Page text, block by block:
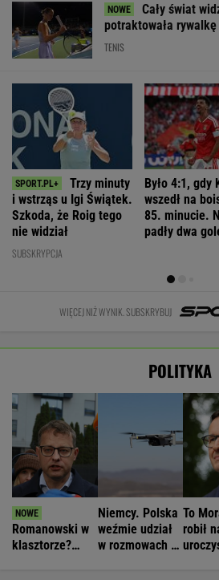
Cały świat
potraktowała
TENIS
Trzy minuty
i wstrząs u Igi Świątek.
Szkoda, że Roig tego
nie widział
SUBSKRYPCJA
Było 4:1, gdy
wszedł na
85. minucie.
padły dwa
WIĘCEJ NIŻ WYNIK. SUBSKRYBUJ
POLITYKA
Romanowski w
klasztorze?
Niemcy. Polska
weźmie udział
w rozmowach o
To
robił